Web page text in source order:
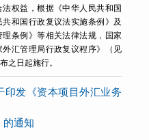
权益，根据《中华人民共和国
和国行政复议法实施条例》及
理条例》等相关法律法规，国家
汇管理局行政复议程序》（见
之日起施行。
印发《资本项目外汇业务
的通知